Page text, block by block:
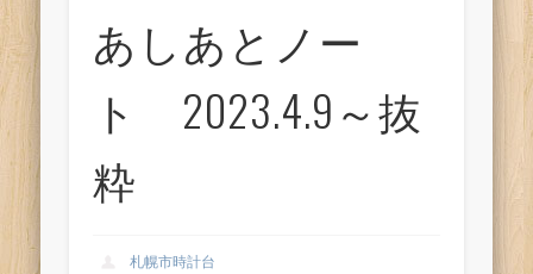
あしあとノー
ト 2023.4.9～抜
粋
札幌市時計台